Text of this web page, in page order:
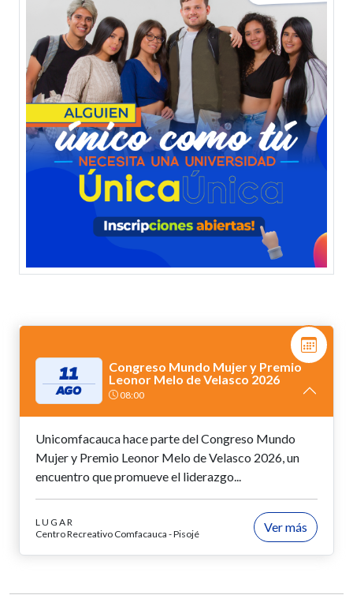
11
AGO
Congreso Mundo Mujer y Premio
Leonor Melo de Velasco 2026
08:00
Unicomfacauca hace parte del Congreso Mundo
Mujer y Premio Leonor Melo de Velasco 2026, un
encuentro que promueve el liderazgo...
LUGAR
Centro Recreativo Comfacauca - Pisojé
Ver más